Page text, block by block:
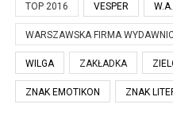
TOP 2016 VESPER
WARSZAWSKA FIRMA
WILGA ZAKŁADKA
ZNAK EMOTIKON ZNAK